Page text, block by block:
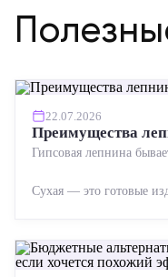
22.07.2026
Преимущества
Гипсовая лепнина
Сухая — это готовые